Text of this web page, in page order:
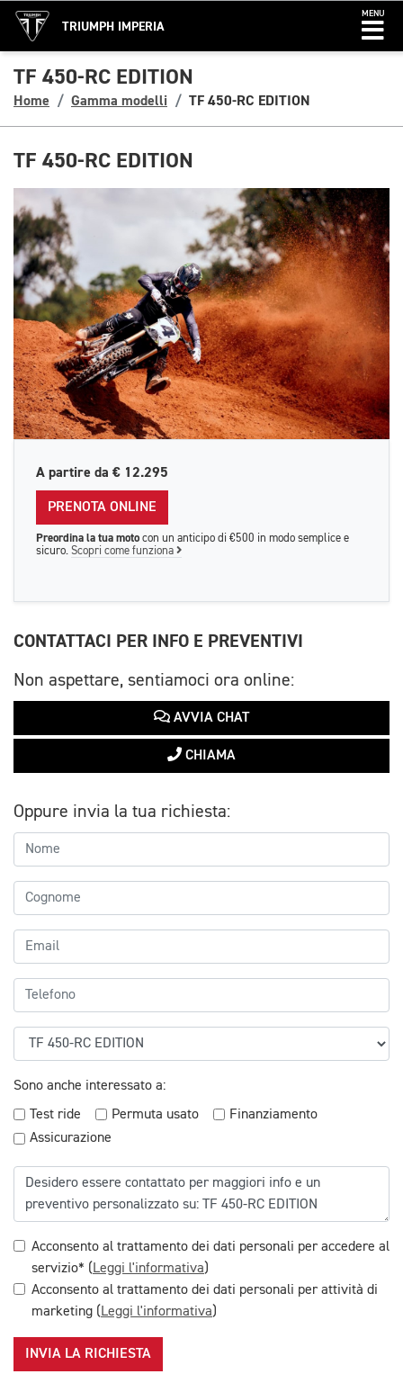
TRIUMPH IMPERIA
MENU
TF 450-RC EDITION
Home Gamma modelli TF 450-RC EDITION
TF 450-RC EDITION
A partire da € 12.295
PRENOTA ONLINE
Preordina la tua moto con un anticipo di €500 in modo semplice e
sicuro. Scopri come funziona
CONTATTACI PER INFO E PREVENTIVI
Non aspettare, sentiamoci ora online:
AVVIA CHAT
CHIAMA
Oppure invia la tua richiesta:
Sono anche interessato a:
Test ride
Permuta usato
Finanziamento
Assicurazione
Acconsento al trattamento dei dati personali per accedere al
servizio* (Leggi l'informativa)
Acconsento al trattamento dei dati personali per attività di
marketing (Leggi l'informativa)
INVIA LA RICHIESTA